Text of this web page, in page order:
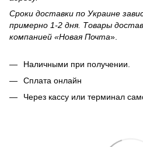
Сроки доставки по Украине
примерно 1-2 дня. Товары
компанией «Новая Почта».
Наличными при получении.
Сплата онлайн
Через кассу или терминал